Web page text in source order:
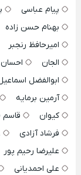
پیام عباسی
بهنام حسن زاده
امیرحافظ رنجبر
الجان
احسان
ابوالفضل
آرمین برمایه
کیوان
قاسم
فرشاد آزادی
علیرضا رحیم پور
علی احمدیانی